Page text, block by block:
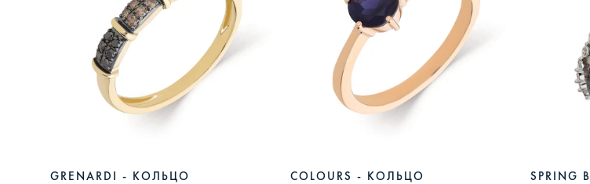
GRENARDI - КОЛЬЦО COLOURS - КОЛЬЦО SPRING